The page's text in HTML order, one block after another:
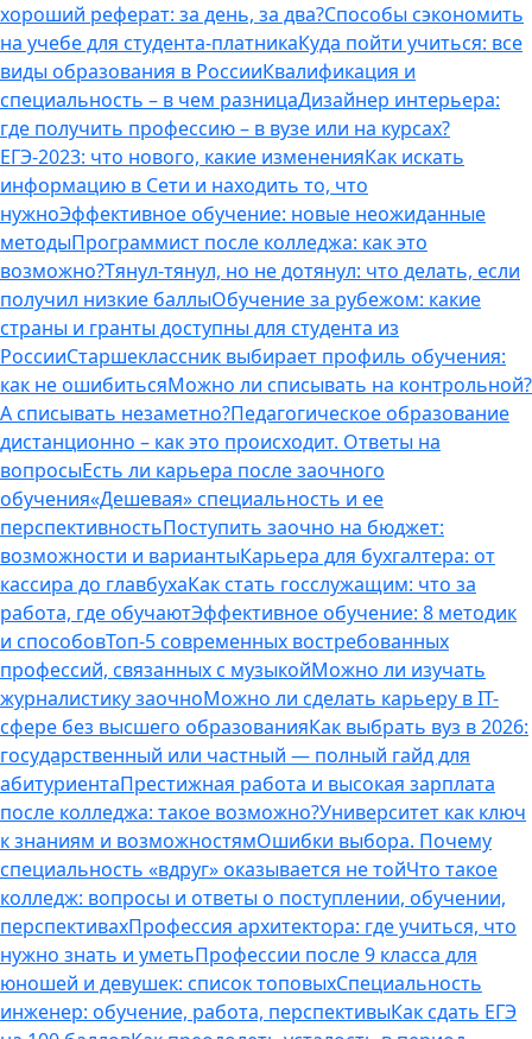
хороший реферат: за день, за два?Способы сэкономить
на учебе для студента-платникаКуда пойти учиться: все
виды образования в РоссииКвалификация и
специальность – в чем разницаДизайнер интерьера:
где получить профессию – в вузе или на курсах?
ЕГЭ-2023: что нового, какие измененияКак искать
информацию в Сети и находить то, что
нужноЭффективное обучение: новые неожиданные
методыПрограммист после колледжа: как это
возможно?Тянул-тянул, но не дотянул: что делать, если
получил низкие баллыОбучение за рубежом: какие
страны и гранты доступны для студента из
РоссииСтаршеклассник выбирает профиль обучения:
как не ошибитьсяМожно ли списывать на контрольной?
А списывать незаметно?Педагогическое образование
дистанционно – как это происходит. Ответы на
вопросыЕсть ли карьера после заочного
обучения«Дешевая» специальность и ее
перспективностьПоступить заочно на бюджет:
возможности и вариантыКарьера для бухгалтера: от
кассира до главбухаКак стать госслужащим: что за
работа, где обучаютЭффективное обучение: 8 методик
и способовТоп-5 современных востребованных
профессий, связанных с музыкойМожно ли изучать
журналистику заочноМожно ли сделать карьеру в IT-
сфере без высшего образованияКак выбрать вуз в 2026:
государственный или частный — полный гайд для
абитуриентаПрестижная работа и высокая зарплата
после колледжа: такое возможно?Университет как ключ
к знаниям и возможностямОшибки выбора. Почему
специальность «вдруг» оказывается не тойЧто такое
колледж: вопросы и ответы о поступлении, обучении,
перспективахПрофессия архитектора: где учиться, что
нужно знать и уметьПрофессии после 9 класса для
юношей и девушек: список топовыхСпециальность
инженер: обучение, работа, перспективыКак сдать ЕГЭ